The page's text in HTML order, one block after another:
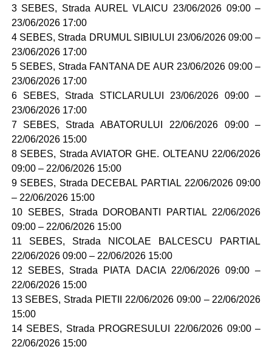
3 SEBES, Strada AUREL VLAICU 23/06/2026 09:00 –
23/06/2026 17:00
4 SEBES, Strada DRUMUL SIBIULUI 23/06/2026 09:00 –
23/06/2026 17:00
5 SEBES, Strada FANTANA DE AUR 23/06/2026 09:00 –
23/06/2026 17:00
6 SEBES, Strada STICLARULUI 23/06/2026 09:00 –
23/06/2026 17:00
7 SEBES, Strada ABATORULUI 22/06/2026 09:00 –
22/06/2026 15:00
8 SEBES, Strada AVIATOR GHE. OLTEANU 22/06/2026
09:00 – 22/06/2026 15:00
9 SEBES, Strada DECEBAL PARTIAL 22/06/2026 09:00
– 22/06/2026 15:00
10 SEBES, Strada DOROBANTI PARTIAL 22/06/2026
09:00 – 22/06/2026 15:00
11 SEBES, Strada NICOLAE BALCESCU PARTIAL
22/06/2026 09:00 – 22/06/2026 15:00
12 SEBES, Strada PIATA DACIA 22/06/2026 09:00 –
22/06/2026 15:00
13 SEBES, Strada PIETII 22/06/2026 09:00 – 22/06/2026
15:00
14 SEBES, Strada PROGRESULUI 22/06/2026 09:00 –
22/06/2026 15:00